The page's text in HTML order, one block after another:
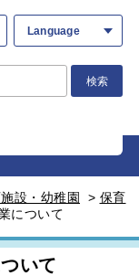
Language
検索
設・幼稚園 > 保育
について
いて